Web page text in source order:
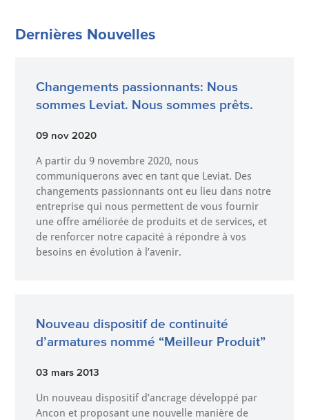
Dernières Nouvelles
Changements passionnants: Nous
sommes Leviat. Nous sommes prêts.
09 nov 2020
A partir du 9 novembre 2020, nous
communiquerons avec en tant que Leviat. Des
changements passionnants ont eu lieu dans notre
entreprise qui nous permettent de vous fournir
une offre améliorée de produits et de services, et
de renforcer notre capacité à répondre à vos
besoins en évolution à l’avenir.
Nouveau dispositif de continuité
d’armatures nommé “Meilleur Produit”
03 mars 2013
Un nouveau dispositif d’ancrage développé par
Ancon et proposant une nouvelle manière de